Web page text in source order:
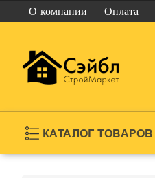
О компании Оплата
КАТАЛОГ ТОВАРОВ